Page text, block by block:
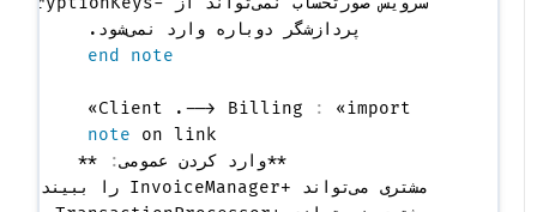
  پردازشگر دوباره وارد نمی‌شود.
end note
Client .--> Billing : «import»
note
on link
  **وارد کردن عمومی
:
  مشتری می‌تواند +InvoiceManager را ببیند.